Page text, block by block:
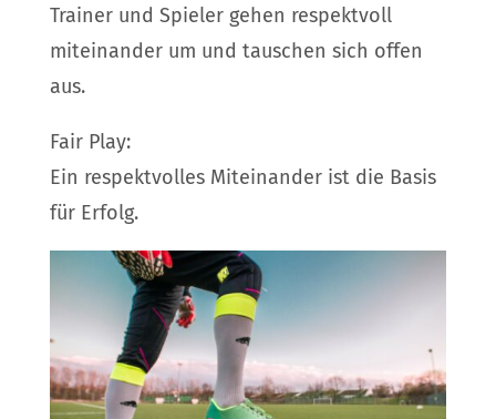
Trainer und Spieler gehen respektvoll
miteinander um und tauschen sich offen
aus.
Fair Play:
Ein respektvolles Miteinander ist die Basis
für Erfolg.